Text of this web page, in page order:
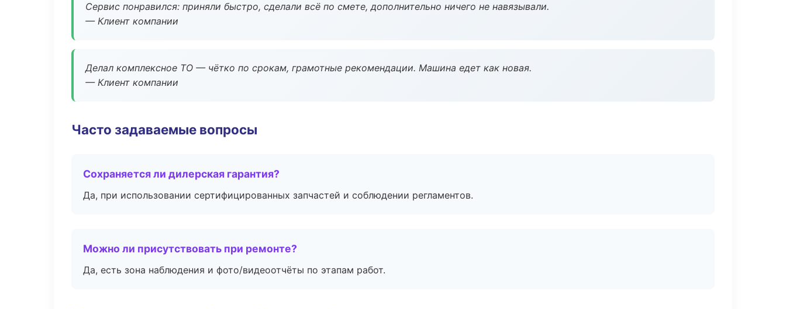
Сервис понравился: приняли быстро, сделали всё по смете, дополнительно ничего не навязывали.
— Клиент компании
Делал комплексное ТО — чётко по срокам, грамотные рекомендации. Машина едет как новая.
— Клиент компании
Часто задаваемые вопросы
Сохраняется ли дилерская гарантия?
Да, при использовании сертифицированных запчастей и соблюдении регламентов.
Можно ли присутствовать при ремонте?
Да, есть зона наблюдения и фото/видеоотчёты по этапам работ.